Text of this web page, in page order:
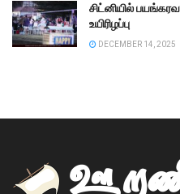
சிட்னியில்
உயிரிழப்பு
DECEMBER 14, 2025